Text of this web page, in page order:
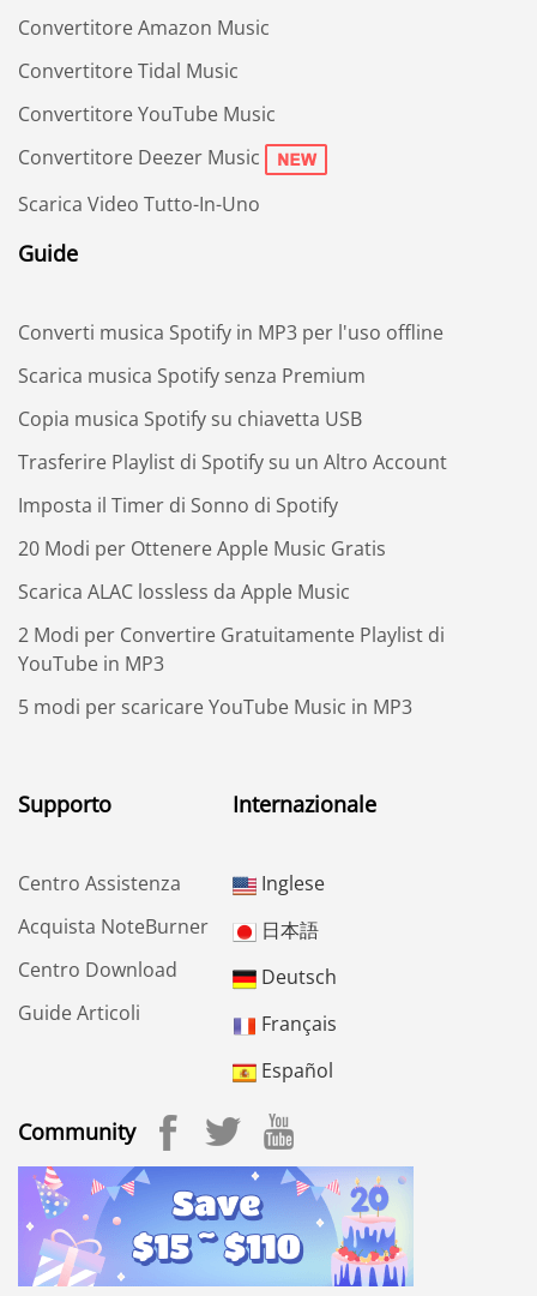
Convertitore Amazon Music
Convertitore Tidal Music
Convertitore YouTube Music
Convertitore Deezer Music
Scarica Video Tutto-In-Uno
Guide
Converti musica Spotify in MP3 per l'uso offline
Scarica musica Spotify senza Premium
Copia musica Spotify su chiavetta USB
Trasferire Playlist di Spotify su un Altro Account
Imposta il Timer di Sonno di Spotify
20 Modi per Ottenere Apple Music Gratis
Scarica ALAC lossless da Apple Music
2 Modi per Convertire Gratuitamente Playlist di
YouTube in MP3
5 modi per scaricare YouTube Music in MP3
Supporto
Centro Assistenza
Acquista NoteBurner
Centro Download
Guide Articoli
Internazionale
Inglese
日本語
Deutsch
Français
Español
Community